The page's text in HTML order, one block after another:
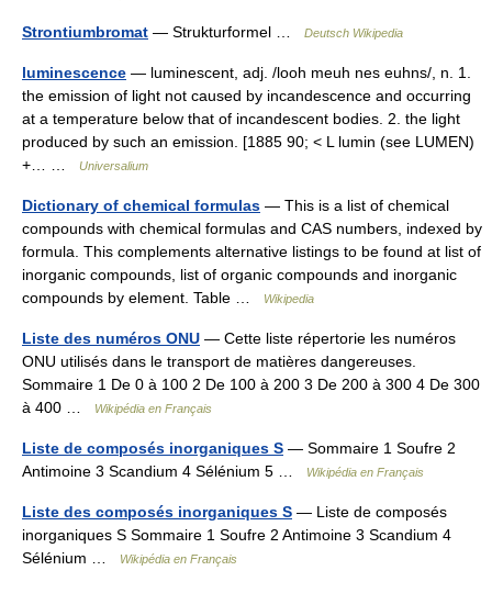
Strontiumbromat — Strukturformel … Deutsch Wikipedia
luminescence — luminescent, adj. /looh meuh nes euhns/, n. 1.
the emission of light not caused by incandescence and occurring
at a temperature below that of incandescent bodies. 2. the light
produced by such an emission. [1885 90; < L lumin (see LUMEN)
+… …
Universalium
Dictionary of chemical formulas — This is a list of chemical
compounds with chemical formulas and CAS numbers, indexed by
formula. This complements alternative listings to be found at list of
inorganic compounds, list of organic compounds and inorganic
compounds by element. Table …
Wikipedia
Liste des numéros ONU — Cette liste répertorie les numéros
ONU utilisés dans le transport de matières dangereuses.
Sommaire 1 De 0 à 100 2 De 100 à 200 3 De 200 à 300 4 De 300
à 400 …
Wikipédia en Français
Liste de composés inorganiques S — Sommaire 1 Soufre 2
Antimoine 3 Scandium 4 Sélénium 5 …
Wikipédia en Français
Liste des composés inorganiques S — Liste de composés
inorganiques S Sommaire 1 Soufre 2 Antimoine 3 Scandium 4
Sélénium …
Wikipédia en Français